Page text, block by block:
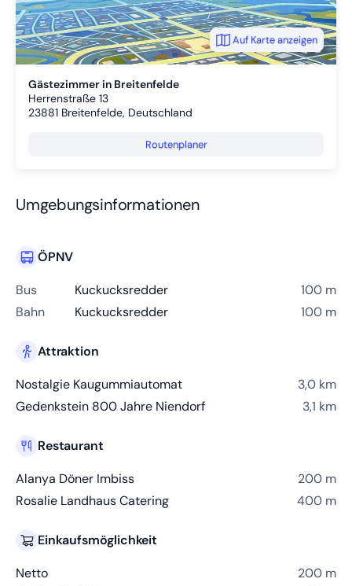
Gästezimmer in Breitenfelde
Herrenstraße 13
23881 Breitenfelde, Deutschland
Routenplaner
Auf Karte anzeigen
Umgebungsinformationen
ÖPNV
Bus
Kuckucksredder
100 m
Bahn
Kuckucksredder 100 m
Attraktion
Nostalgie Kaugummiautomat
3,0 km
Gedenkstein 800 Jahre Niendorf
3,1 km
Restaurant
Alanya Döner Imbiss
200 m
Rosalie Landhaus Catering
400 m
Einkaufsmöglichkeit
Netto
200 m